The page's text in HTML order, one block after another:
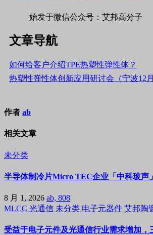
始发于微信公众号：艾邦高分子
文章导航
如何给客户介绍TPE热塑性弹性体？
热塑性弹性体创新应用研讨会（宁波12月
作者 ab
相关文章
未分类
半导体制冷片Micro TEC企业「中科玻声
8 月 1, 2026 ab, 808
MLCC 光通信 未分类 电子元器件 艾邦陶
受益于电子元件及光通信行业需求增加，